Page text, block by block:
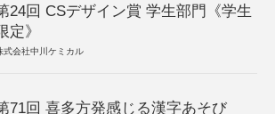
24回 CSデザイン賞 学生部門《学生
定》
式会社中川ケミカル
71回 喜多方発感じる漢字あそび